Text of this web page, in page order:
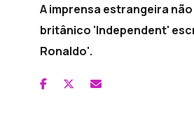
A imprensa estrangeira
britânico 'Independent'
Ronaldo'.